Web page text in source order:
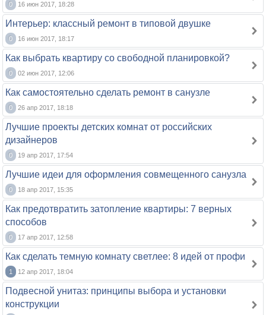
0 16 июн 2017, 18:28
Интерьер: классный ремонт в типовой двушке
0 16 июн 2017, 18:17
Как выбрать квартиру со свободной планировкой?
0 02 июн 2017, 12:06
Как самостоятельно сделать ремонт в санузле
0 26 апр 2017, 18:18
Лучшие проекты детских комнат от российских
дизайнеров
0 19 апр 2017, 17:54
Лучшие идеи для оформления совмещенного санузла
0 18 апр 2017, 15:35
Как предотвратить затопление квартиры: 7 верных
способов
0 17 апр 2017, 12:58
Как сделать темную комнату светлее: 8 идей от профи
1 12 апр 2017, 18:04
Подвесной унитаз: принципы выбора и установки
конструкции